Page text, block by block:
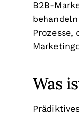
B2B-
Prozesse,
Was